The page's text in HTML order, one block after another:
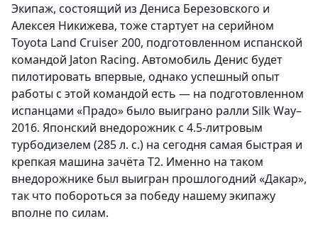
Экипаж, состоящий из Дениса Березовского и
Алексея Никижева, тоже стартует на серийном
Toyota Land Cruiser 200, подготовленном испанской
командой Jaton Racing. Автомобиль Денис будет
пилотировать впервые, однако успешный опыт
работы с этой командой есть — на подготовленном
испанцами «Прадо» было выиграно ралли Silk Way–
2016. Японский внедорожник с 4.5-литровым
турбодизелем (285 л. с.) на сегодня самая быстрая и
крепкая машина зачёта Т2. Именно на таком
внедорожнике был выигран прошлогодний «Дакар»,
так что побороться за победу нашему экипажу
вполне по силам.